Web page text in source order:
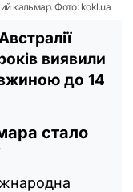
кальмар. Фото: kokl.ua
виявили
до 14
стало